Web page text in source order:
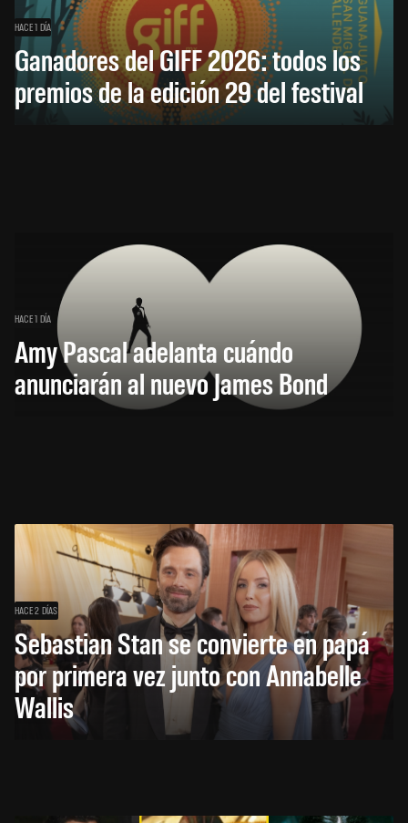
HACE 1 DÍA
Ganadores del GIFF 2026: todos los
premios de la edición 29 del festival
HACE 1 DÍA
Amy Pascal adelanta cuándo
anunciarán al nuevo James Bond
HACE 2 DÍAS
Sebastian Stan se convierte en papá
por primera vez junto con Annabelle
Wallis